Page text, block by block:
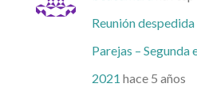
Reunión despedida
Parejas –
2021 hace 5 años